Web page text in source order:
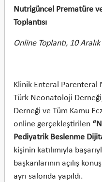
Nutrigüncel Prematüre
Toplantısı
Online Toplantı, 10
Klinik Enteral Parenteral
Türk Neonatoloji
Derneği ve Tüm Kamu
online gerçekleştirilen
Pediyatrik Beslenme
kişinin katılımıyla
başkanlarının açılış
ayrı salonda yapıldı.